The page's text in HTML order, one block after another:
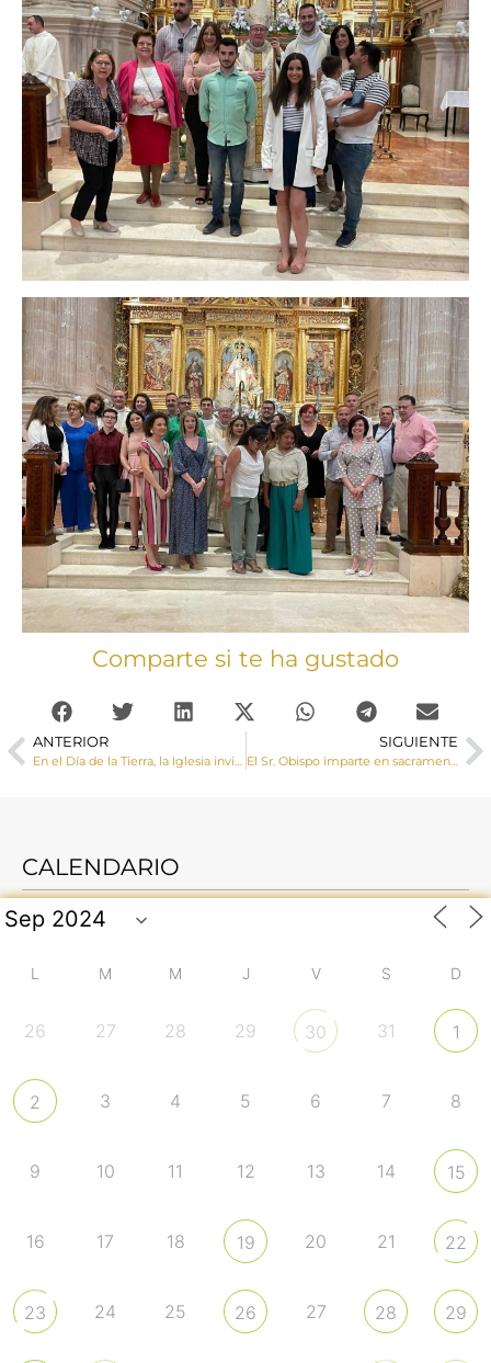
Comparte si te ha gustado
ANTERIOR
En el Día de la Tierra, la Iglesia invita a celebrar la Semana Laudato Si’ 2022
SIGUIENTE
El Sr. Obispo imparte en sacramento de la Confirmación a un grupo de jóvenes de la parroquia de Honrubia
CALENDARIO
L M M J V S D
26 27 28 29 30 31 1
2 3 4 5 6 7 8
9 10 11 12 13 14 15
16 17 18 19 20 21 22
23 24 25 26 27 28 29